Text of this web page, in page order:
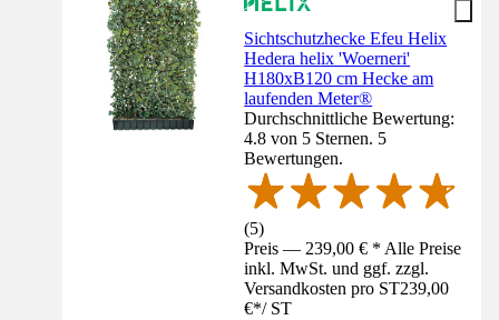
Sichtschutzhecke Efeu Helix
Hedera helix 'Woerneri'
H180xB120 cm Hecke am
laufenden Meter®
Durchschnittliche Bewertung:
4.8 von 5 Sternen. 5
Bewertungen.
(5)
Preis — 239,00 € * Alle Preise
inkl. MwSt. und ggf. zzgl.
Versandkosten pro ST239,00
€*/ ST